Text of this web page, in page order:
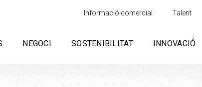
Informació comercial Talent
NEGOCI SOSTENIBILITAT INNOVACIÓ